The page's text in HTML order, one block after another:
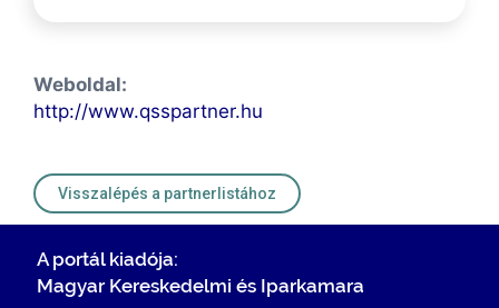
Weboldal:
http://www.qsspartner.hu
Visszalépés a partnerlistához
A portál kiadója:
Magyar Kereskedelmi és Iparkamara